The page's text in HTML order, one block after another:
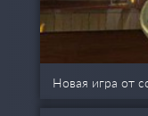
Новая игра от